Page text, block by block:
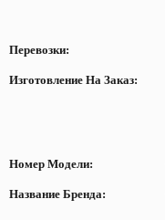
Перевозки:
Изготовление На Заказ:
Номер Модели:
Название Бренда: